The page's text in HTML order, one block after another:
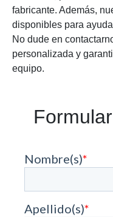
fabricante. Además,
disponibles para
No dude en
personalizada y
equipo.